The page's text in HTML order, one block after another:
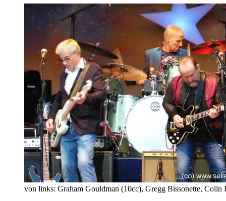
von links: Graham Gouldman (10cc), Gregg Bissonette,